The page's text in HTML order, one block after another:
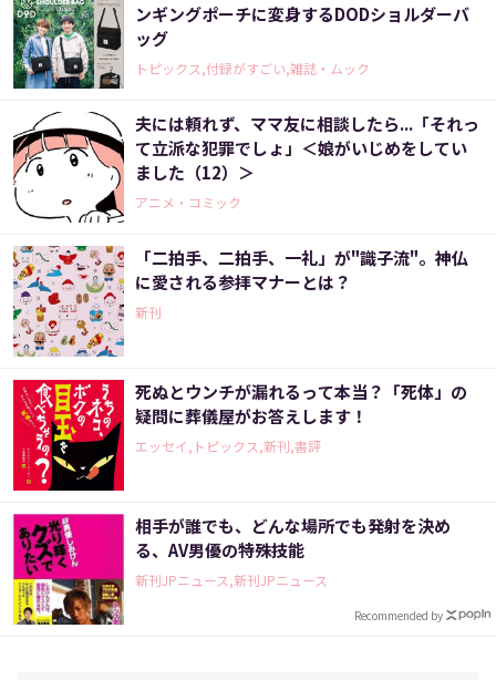
ンギングポーチに変身するDODショルダーバ
ッグ
トピックス,付録がすごい,雑誌・ムック
夫には頼れず、ママ友に相談したら...「それっ
て立派な犯罪でしょ」＜娘がいじめをしてい
ました（12）＞
アニメ・コミック
「二拍手、二拍手、一礼」が"識子流"。神仏
に愛される参拝マナーとは？
新刊
死ぬとウンチが漏れるって本当？「死体」の
疑問に葬儀屋がお答えします！
エッセイ,トピックス,新刊,書評
相手が誰でも、どんな場所でも発射を決め
る、AV男優の特殊技能
新刊JPニュース,新刊JPニュース
Recommended by